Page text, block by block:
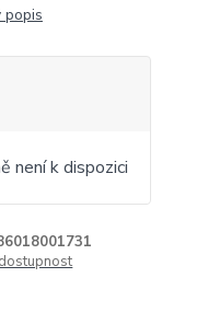
popis
není k dispozici